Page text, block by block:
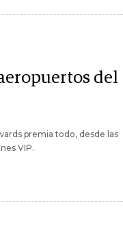
del
premia todo, desde las
VIP.